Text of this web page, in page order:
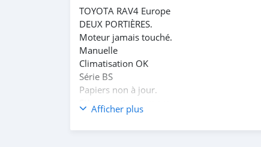
TOYOTA RAV4 Europe
DEUX PORTIÈRES.
Moteur jamais touché.
Manuelle
Climatisation OK
Série BS
Papiers non à jour.
Sièges en tissu propre.
Afficher plus